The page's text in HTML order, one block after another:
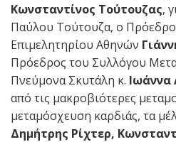
Κωνσταντίνος Τούτουζας,
Παύλου Τούτουζα, ο
Επιμελητηρίου Αθηνών
Πρόεδρος του Συλλόγου
Πνεύμονα Σκυτάλη κ. Ιωάννα
από τις μακροβιότερες
μεταμόσχευση καρδιάς, τα
Δημήτρης Ρίχτερ,